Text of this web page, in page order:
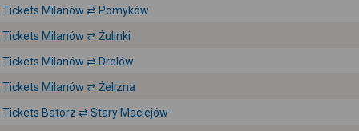
Tickets Milanów ⇄ Pomyków
Tickets Milanów ⇄ Żulinki
Tickets Milanów ⇄ Drelów
Tickets Milanów ⇄ Żelizna
Tickets Batorz ⇄ Stary Maciejów